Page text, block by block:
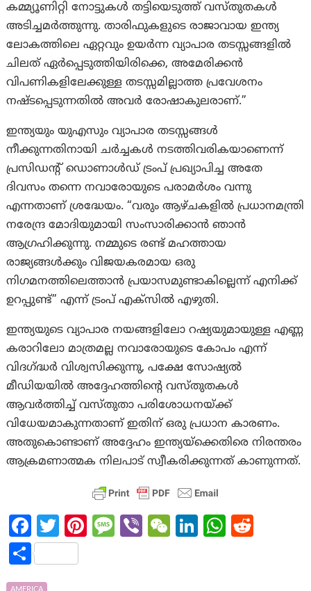
കമ്മ്യൂണിറ്റി നോട്ടുകൾ തട്ടിയെടുത്ത് വസ്തുതകൾ
അടിച്ചമർത്തുന്നു. താരിഫുകളുടെ രാജാവായ ഇന്ത്യ
ലോകത്തിലെ ഏറ്റവും ഉയർന്ന വ്യാപാര തടസ്സങ്ങളിൽ
ചിലത് ഏർപ്പെടുത്തിയിരിക്കെ, അമേരിക്കൻ
വിപണികളിലേക്കുള്ള തടസ്സമില്ലാത്ത പ്രവേശനം
നഷ്ടപ്പെടുന്നതിൽ അവർ രോഷാകുലരാണ്.”
ഇന്ത്യയും യുഎസും വ്യാപാര തടസ്സങ്ങൾ
നീക്കുന്നതിനായി ചർച്ചകൾ നടത്തിവരികയാണെന്ന്
പ്രസിഡന്റ് ഡൊണാൾഡ് ട്രംപ് പ്രഖ്യാപിച്ച അതേ
ദിവസം തന്നെ നവാരോയുടെ പരാമർശം വന്നു
എന്നതാണ് ശ്രദ്ധേയം. “വരും ആഴ്ചകളിൽ പ്രധാനമന്ത്രി
നരേന്ദ്ര മോദിയുമായി സംസാരിക്കാൻ ഞാൻ
ആഗ്രഹിക്കുന്നു. നമ്മുടെ രണ്ട് മഹത്തായ
രാജ്യങ്ങൾക്കും വിജയകരമായ ഒരു
നിഗമനത്തിലെത്താൻ പ്രയാസമുണ്ടാകില്ലെന്ന് എനിക്ക്
ഉറപ്പുണ്ട്” എന്ന് ട്രംപ് എക്സില്‍ എഴുതി.
ഇന്ത്യയുടെ വ്യാപാര നയങ്ങളിലോ റഷ്യയുമായുള്ള എണ്ണ
കരാറിലോ മാത്രമല്ല നവാരോയുടെ കോപം എന്ന്
വിദഗ്ദ്ധർ വിശ്വസിക്കുന്നു, പക്ഷേ സോഷ്യൽ
മീഡിയയിൽ അദ്ദേഹത്തിന്റെ വസ്തുതകൾ
ആവർത്തിച്ച് വസ്തുതാ പരിശോധനയ്ക്ക്
വിധേയമാകുന്നതാണ് ഇതിന് ഒരു പ്രധാന കാരണം.
അതുകൊണ്ടാണ് അദ്ദേഹം ഇന്ത്യയ്‌ക്കെതിരെ നിരന്തരം
ആക്രമണാത്മക നിലപാട് സ്വീകരിക്കുന്നത് കാണുന്നത്.
Fa
ce
b
T
w
itt
Pi M Vi W Li W
S
h